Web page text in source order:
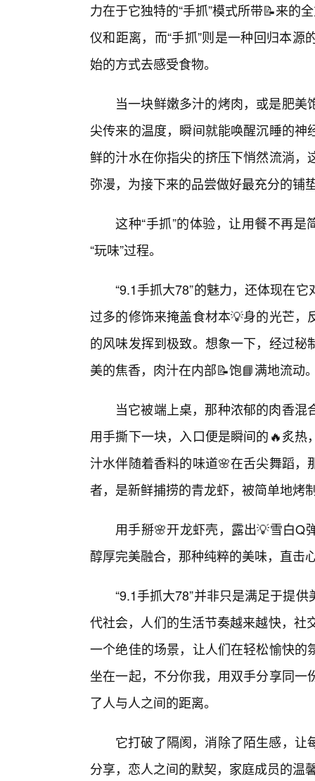
力在于它独特的“手抓”模式所带📝来的
仪和距离，而“手抓”则是一种回归本
始的方式去感受食物。
当一块鲜嫩多汁的烤肉，或是肥
尖传来的温度，瞬间就能唤醒沉睡的
鲜的汁水在你指尖的挤压下悄然流淌
弥漫，为接下来的品尝做好最充分的铺
这种“手抓”的体验，让用餐不再
“玩味”过程。
“9.1手抓大78”的魅力，还体现在
过多的修饰来掩盖食材本💡身的光芒
的风味发挥到极致。想象一下，经过
美的焦香，肉汁在内部📝饱📘满地流动
当它被端上桌，那种浓郁的肉香
用手撕下一块，入口便是瞬间的🔥炙
汁水伴随着香料的味道🌸在舌尖舞蹈
者，是新鲜捕捞的青龙虾，被简单地烤
用手掰🌸开龙虾壳，露出💡雪白Q
醇厚完美融合，那种纯粹的美味，直击
“9.1手抓大78”并非只是满足于提
代社会，人们的生活节奏越来越快，社
一个绝佳的场景，让人们在轻松愉快
坐在一起，不分你我，用双手分享同
了人与人之间的距离。
它打破了隔阂，消除了陌生感，
分享，恋人之间的默契，家庭成员的温